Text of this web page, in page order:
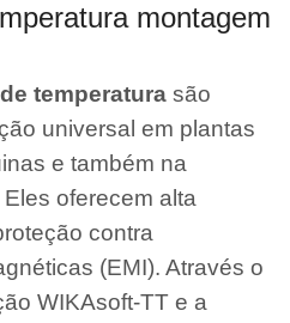
montagem
temperatura são
universal em plantas
e também na
oferecem alta
contra
(EMI). Através o
WIKAsoft-TT e a